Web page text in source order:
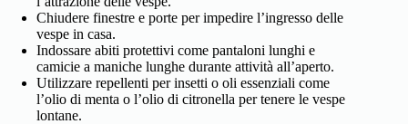
Chiudere finestre e porte per impedire l’ingresso delle
vespe in casa.
Indossare abiti protettivi come pantaloni lunghi e
camicie a maniche lunghe durante attività all’aperto.
Utilizzare repellenti per insetti o oli essenziali come
l’olio di menta o l’olio di citronella per tenere le vespe
lontane.